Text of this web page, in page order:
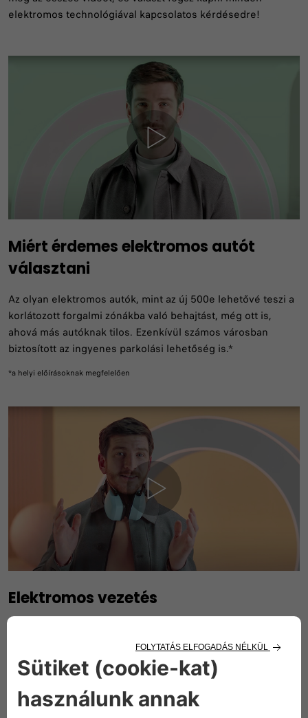
elektromos technológiával kapcsolatos kérdésedre!
Miért érdemes elektromos autót
választani
Az olyan elektromos autók, mint az új 500e lehetővé teszi a
korlátozott forgalmi zónákba való behajtást, még ott is,
ahová más autóknak tilos. Ezenkívül számos városban
biztosított az ingyenes parkolási lehetőség is.*
*a helyi előírásoknak megfelelően
Elektromos vezetés
könnyebb vezetés, az Új 500e-nál pedig innovatív
technológia, amely még egyedibbé teszi. Nézd meg a
videót.